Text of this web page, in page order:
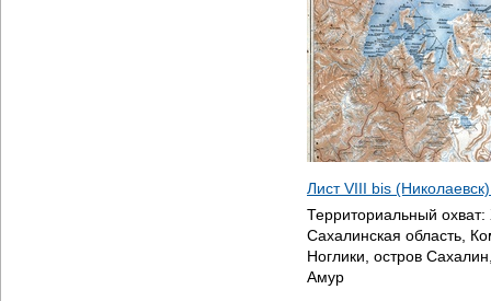
Лист VIII bis
Территориальный охват:
Сахалинская область,
Ноглики, остров
Амур